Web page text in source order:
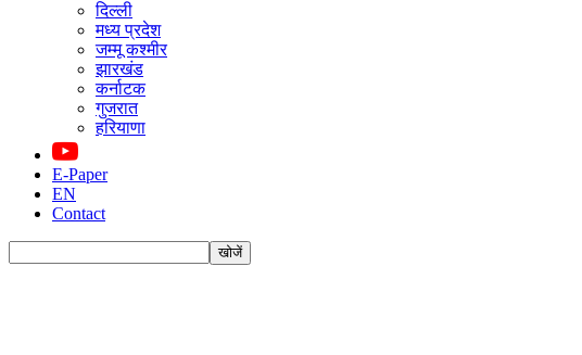
दिल्ली
मध्य प्रदेश
जम्मू कश्मीर
झारखंड
कर्नाटक
गुजरात
हरियाणा
E-Paper
EN
Contact